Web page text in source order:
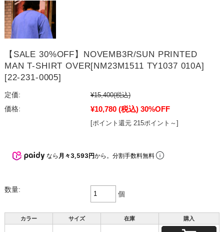
【SALE 30%OFF】NOVEMB3R/SUN PRINTED
MAN T-SHIRT OVER[NM23M1511 TY1037 010A]
[22-231-0005]
定価: ¥15,400(税込)
価格:
¥10,780 (税込) 30%OFF
[ポイント還元 215ポイント～]
なら 月々3,593円から。分割手数料無料
数量:
個
カラー サイズ 在庫 購入